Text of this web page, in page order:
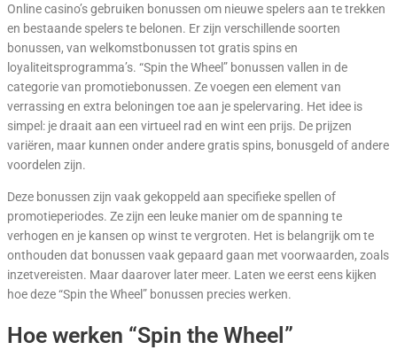
Online casino’s gebruiken bonussen om nieuwe spelers aan te trekken
en bestaande spelers te belonen. Er zijn verschillende soorten
bonussen, van welkomstbonussen tot gratis spins en
loyaliteitsprogramma’s. “Spin the Wheel” bonussen vallen in de
categorie van promotiebonussen. Ze voegen een element van
verrassing en extra beloningen toe aan je spelervaring. Het idee is
simpel: je draait aan een virtueel rad en wint een prijs. De prijzen
variëren, maar kunnen onder andere gratis spins, bonusgeld of andere
voordelen zijn.
Deze bonussen zijn vaak gekoppeld aan specifieke spellen of
promotieperiodes. Ze zijn een leuke manier om de spanning te
verhogen en je kansen op winst te vergroten. Het is belangrijk om te
onthouden dat bonussen vaak gepaard gaan met voorwaarden, zoals
inzetvereisten. Maar daarover later meer. Laten we eerst eens kijken
hoe deze “Spin the Wheel” bonussen precies werken.
Hoe werken “Spin the Wheel”